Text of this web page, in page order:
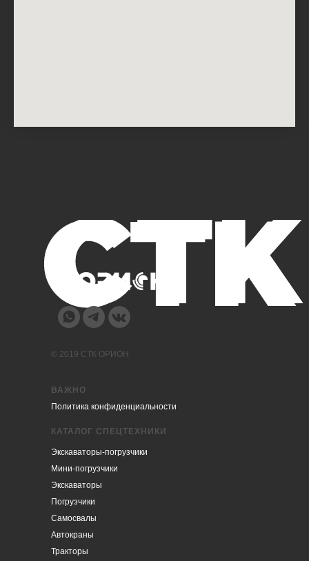
ВАЖНО
Политика конфиденциальности
КАТАЛОГ СПЕЦТЕХНИКИ
Экскаваторы-погрузчики
Мини-погрузчики
Экскаваторы
Погрузчики
Самосвалы
Автокраны
Тракторы
© 2019 СТК ОРИОН